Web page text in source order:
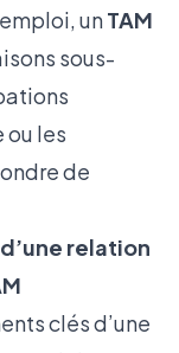
unTAM
sous-
ou les
de
relation
clés d’une